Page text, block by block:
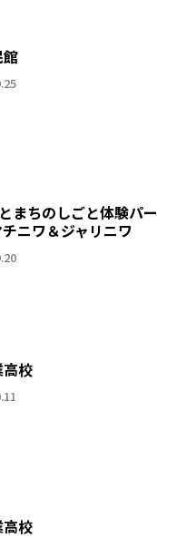
とまちのしごと体験パー
ニワ＆ジャリニワ
校
校